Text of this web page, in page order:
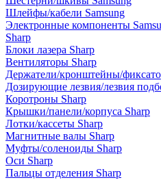
Шлейфы/кабели Samsung
Электронные компоненты
Sharp
Блоки лазера Sharp
Вентиляторы Sharp
Держатели/кронштейны/
Дозирующие лезвия/лезвия
Коротроны Sharp
Крышки/панели/корпуса Sharp
Лотки/кассеты Sharp
Магнитные валы Sharp
Муфты/соленоиды Sharp
Оси Sharp
Пальцы отделения Sharp